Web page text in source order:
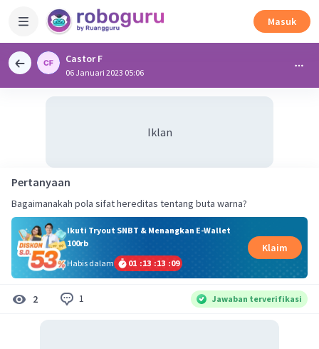
Masuk
Castor F
06 Januari 2023 05:06
Iklan
Pertanyaan
Bagaimanakah pola sifat hereditas tentang buta warna?
Ikuti Tryout SNBT & Menangkan E-Wallet
100rb
Habis dalam
01 :13 :13 :08
Klaim
2 1 Jawaban terverifikasi